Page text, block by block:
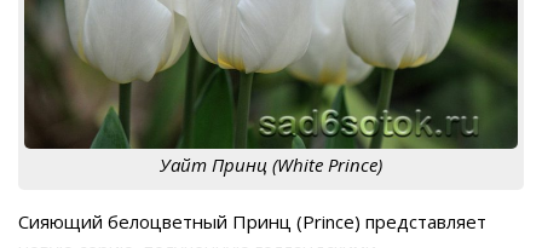
Уайт Принц (White Prince)
Сияющий белоцветный Принц (Prince) представляет